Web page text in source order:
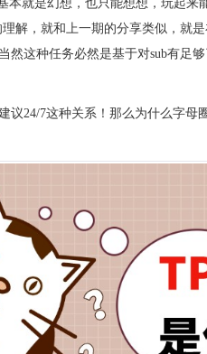
本就是幻想，也只能想想，玩起来
解，就和上一期的分享类似，就
然这种任务必然是基于对sub有足
议24/7这种关系！那么为什么字母